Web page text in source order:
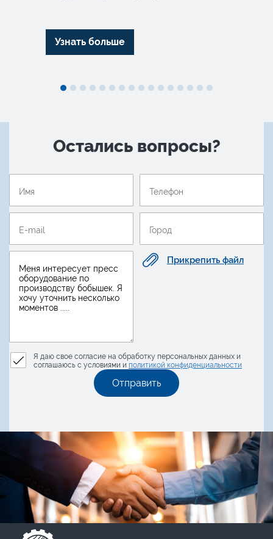
Узнать больше
Остались вопросы?
Прикрепить файл
Я даю свое согласие на обработку персональных данных и
соглашаюсь с условиями и политикой конфиденциальности
Отправить